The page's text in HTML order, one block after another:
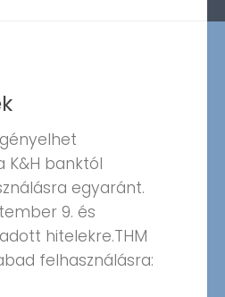
banktól
egyaránt.
9. és
hitelekre.THM
felhasználásra: